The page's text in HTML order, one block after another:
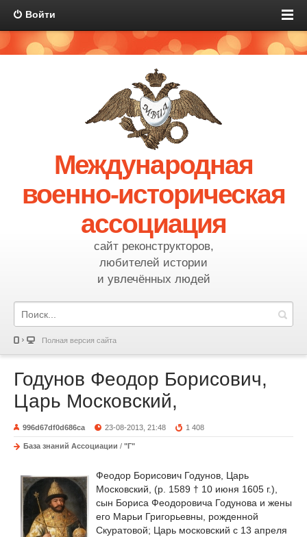
Войти
Международная
военно-историческая
ассоциация
сайт реконструкторов,
любителей истории
и увлечённых людей
Полная версия сайта
Годунов Феодор Борисович,
Царь Московский,
996d67df0d686ca 23-08-2013, 21:48 1 408
База знаний Ассоциации / "Г"
Феодор Борисович Годунов, Царь
Московский, (р. 1589 † 10 июня 1605 г.),
сын Бориса Феодоровича Годунова и жены
его Марьи Григорьевны, рожденной
Скуратовой; Царь московский с 13 апреля